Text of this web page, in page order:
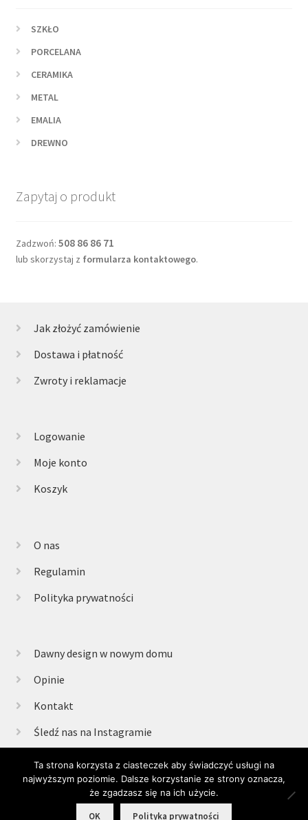
SZKŁO
PORCELANA
CERAMIKA
METAL
EMALIA
DREWNO
Zapytaj o produkt
Zadzwoń: 508 86 86 71
lub skorzystaj z formularza kontaktowego.
Jak złożyć zamówienie
Dostawa i płatność
Zwroty i reklamacje
Logowanie
Moje konto
Koszyk
O nas
Regulamin
Polityka prywatności
Dawny design w nowym domu
Opinie
Kontakt
Śledź nas na Instagramie
© Retrogabinet 2025
Ta strona korzysta z ciasteczek aby świadczyć usługi na
najwyższym poziomie. Dalsze korzystanie ze strony oznacza,
że zgadzasz się na ich użycie.
OK Polityka prywatności